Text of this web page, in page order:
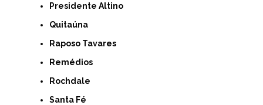
Presidente Altino
Quitaúna
Raposo Tavares
Remédios
Rochdale
Santa Fé